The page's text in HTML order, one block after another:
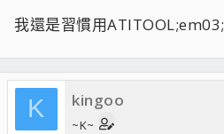
我還是習慣用ATITOOL;em03;
K kingoo
~K~